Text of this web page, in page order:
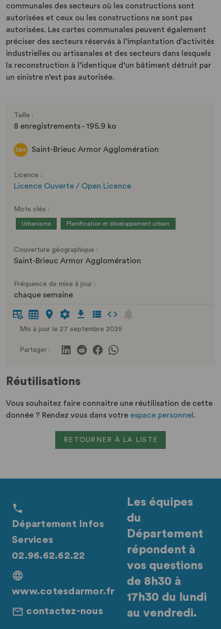
communales des secteurs où les constructions sont
autorisées et ceux ou les constructions ne sont pas
autorisées. Les cartes communales peuvent également
préciser des secteurs réservés à l’implantation d’activités
industrielles ou artisanales et des secteurs dans lesquels
la reconstruction à l’identique d’un bâtiment détruit par
un sinistre n’est pas autorisée.
Taille :
8 enregistrements - 195.9 ko
Saint-Brieuc Armor Agglomération
Licence :
Licence Ouverte / Open Licence
Mots clés :
Urbanisme Planification et développement urbain
Couverture géographique :
Saint-Brieuc Armor Agglomération
Fréquence de mise à jour :
chaque semaine
Mis à jour le 27 septembre 2025
Partager :
Réutilisations
Vous souhaitez faire connaitre une réutilisation de cette
donnée ? Rendez vous dans votre espace personnel .
RETOURNER À LA LISTE
Département Infos
Services
02.96.62.62.22
www.cotesdarmor.fr
contactez-nous
Les équipes
du
Département
répondent à
vos questions
de 8h30 à
17h30 du lundi
au vendredi.